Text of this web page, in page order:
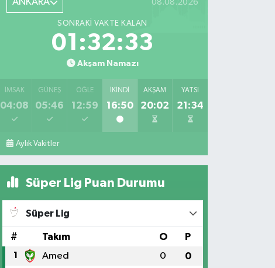
ANKARA 08.08.2026
SONRAKI VAKTE KALAN
01:32:32
Akşam Namazı
İMSAK
04:08
GÜNEŞ
05:46
ÖĞLE
12:59
İKINDI
16:50
AKŞAM
20:02
YATSI
21:34
Aylık Vakitler
Süper Lig Puan Durumu
Süper Lig
# Takım O P
1 Amed 0 0